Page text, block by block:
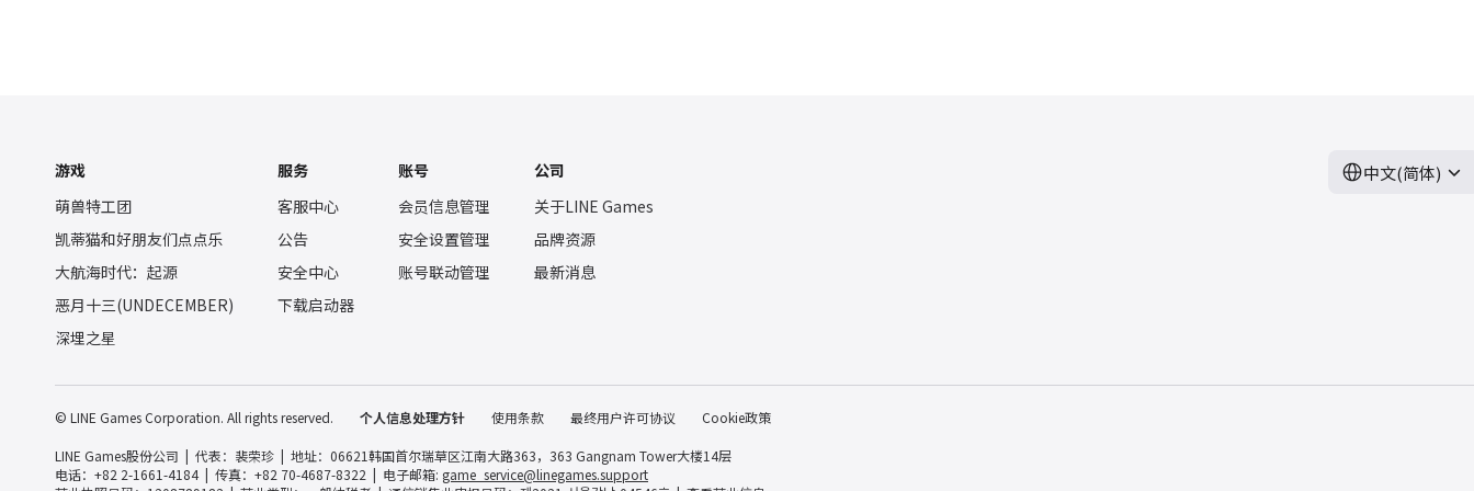
游戏
萌兽特工团
凯蒂猫和好朋友们点点乐
大航海时代：起源
恶月十三(UNDECEMBER)
深埋之星
服务
客服中心
公告
安全中心
下载启动器
账号
会员信息管理
安全设置管理
账号联动管理
公司
关于LINE Games
品牌资源
最新消息
中文(简体)
© LINE Games Corporation. All rights reserved. 个人信息处理方针 使用条款 最终用户许可协议 Cookie政策
LINE Games股份公司 代表：裴荣珍
地址：06621韩国首尔瑞草区江南大路363，363 Gangnam Tower大楼14层
电话：+82 2-1661-4184
传真：+82 70-4687-8322 电子邮箱: game_service@linegames.support